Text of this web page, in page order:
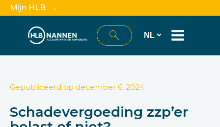
Mijn HLB →
Gepubliceerd op december 6, 2024
Schadevergoeding zzp’er